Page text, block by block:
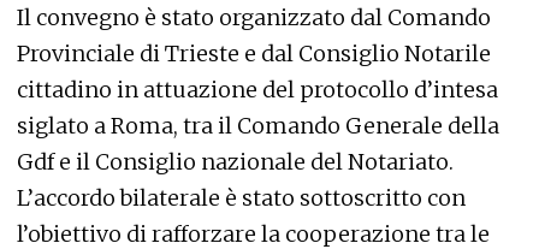
Il convegno è stato organizzato dal Comando
Provinciale di Trieste e dal Consiglio Notarile
cittadino in attuazione del protocollo d’intesa
siglato a Roma, tra il Comando Generale della
Gdf e il Consiglio nazionale del Notariato.
L’accordo bilaterale è stato sottoscritto con
l’obiettivo di rafforzare la cooperazione tra le